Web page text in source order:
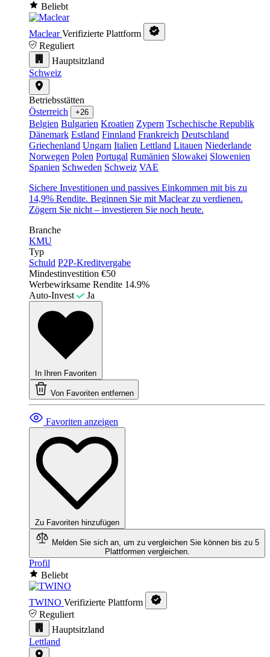
Beliebt
Maclear Verifizierte Plattform
Reguliert
Hauptsitzland
Schweiz
Betriebsstätten
Österreich
+26
Belgien Bulgarien Kroatien Zypern Tschechische Republik
Dänemark Estland Finnland Frankreich Deutschland
Griechenland Ungarn Italien Lettland Litauen Niederlande
Norwegen Polen Portugal Rumänien Slowakei Slowenien
Spanien Schweden Schweiz VAE
Sichere Investitionen und passives Einkommen mit bis zu
14,9% Rendite. Beginnen Sie mit Maclear zu verdienen.
Zögern Sie nicht – investieren Sie noch heute.
Branche
KMU
Typ
Schuld P2P-Kreditvergabe
Mindestinvestition €50
Werbewirksame Rendite 14.9%
Auto-Invest
Ja
In Ihren Favoriten
Von Favoriten entfernen
Favoriten anzeigen
Zu Favoriten hinzufügen
Melden Sie sich an, um zu vergleichen Sie können bis zu 5
Plattformen vergleichen.
Profil
Beliebt
TWINO Verifizierte Plattform
Reguliert
Hauptsitzland
Lettland